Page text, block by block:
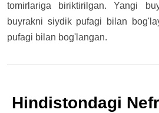
tomirlariga biriktirilgan. Yangi
buyrakni siydik pufagi bilan
pufagi bilan bog'langan.
Hindistondagi